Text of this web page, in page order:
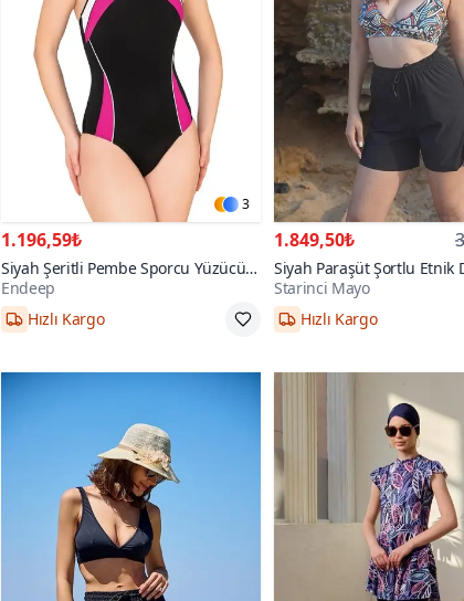
3
1.196,59₺
Siyah Şeritli Pembe Sporcu Yüzücü
Mayo
Endeep
36,38,40,42
Hızlı Kargo
1.849,50₺
Siyah Paraşüt Şortlu Etnik
Bralet Üst Bikini Takım
Starinci Mayo
38,40,42,44,46
Hızlı Kargo